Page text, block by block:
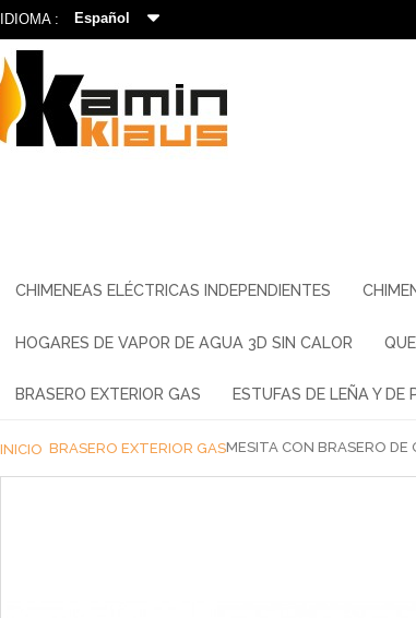
IDIOMA : Español
CHIMENEAS ELÉCTRICAS INDEPENDIENTES
HOGARES DE VAPOR DE AGUA 3D SIN CALOR
BRASERO EXTERIOR GAS ESTUFAS DE LEÑA Y DE
INICIO BRASERO EXTERIOR GASMESITA CON BRASERO